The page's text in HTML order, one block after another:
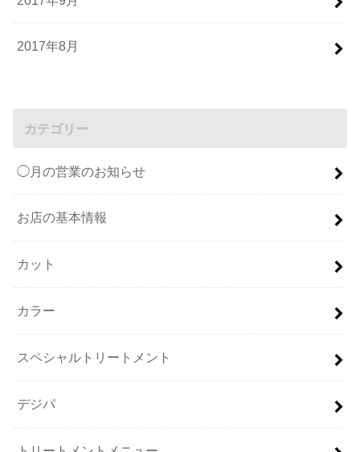
2017年8月
カテゴリー
◯月の営業のお知らせ
お店の基本情報
カット
カラー
スペシャルトリートメント
デジパ